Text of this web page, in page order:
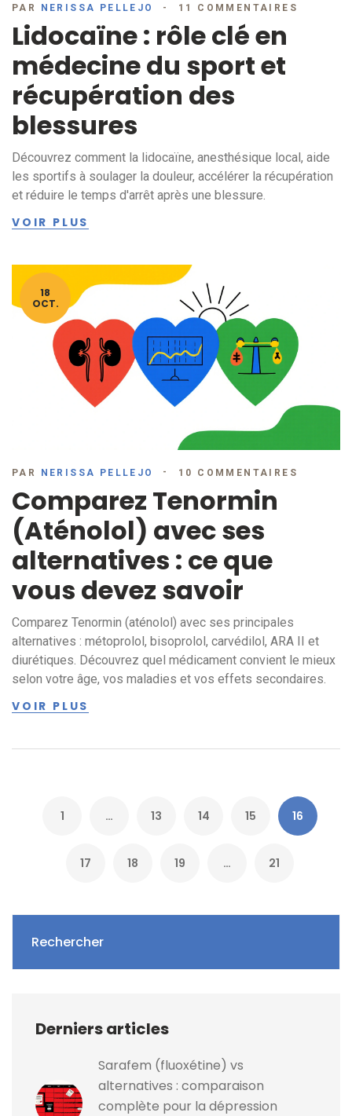
PAR NERISSA PELLEJO 11 COMMENTAIRES
Lidocaïne : rôle clé en
médecine du sport et
récupération des
blessures
Découvrez comment la lidocaïne, anesthésique local, aide
les sportifs à soulager la douleur, accélérer la récupération
et réduire le temps d'arrêt après une blessure.
VOIR PLUS
18
OCT.
PAR NERISSA PELLEJO 10 COMMENTAIRES
Comparez Tenormin
(Aténolol) avec ses
alternatives : ce que
vous devez savoir
Comparez Tenormin (aténolol) avec ses principales
alternatives : métoprolol, bisoprolol, carvédilol, ARA II et
diurétiques. Découvrez quel médicament convient le mieux
selon votre âge, vos maladies et vos effets secondaires.
VOIR PLUS
1 … 13 14 15 16
17 18 19 … 21
Rechercher
Derniers articles
Sarafem (fluoxétine) vs
alternatives : comparaison
complète pour la dépression